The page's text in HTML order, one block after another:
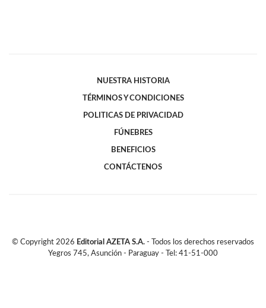
NUESTRA HISTORIA
TÉRMINOS Y CONDICIONES
POLITICAS DE PRIVACIDAD
FÚNEBRES
BENEFICIOS
CONTÁCTENOS
© Copyright 2026 Editorial AZETA S.A. - Todos los derechos reservados
Yegros 745, Asunción - Paraguay - Tel: 41-51-000